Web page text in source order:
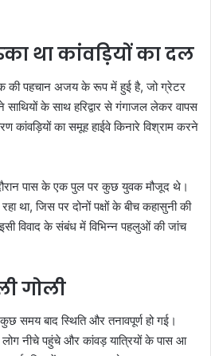
था कांवड़ियों का दल
की पहचान अजय के रूप में हुई है, जो ग्रेटर
साथियों के साथ हरिद्वार से गंगाजल लेकर वापस
कांवड़ियों का समूह हाईवे किनारे विश्राम करने
दौरान पास के एक पुल पर कुछ युवक मौजूद थे।
रहा था, जिस पर दोनों पक्षों के बीच कहासुनी की
विवाद के संबंध में विभिन्न पहलुओं की जांच
गोली
समय बाद स्थिति और तनावपूर्ण हो गई।
नीचे पहुंचे और कांवड़ यात्रियों के पास आ